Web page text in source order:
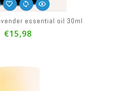
essential oil 30ml
€15,98